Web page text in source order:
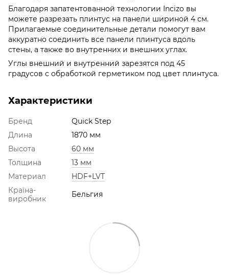
Благодаря запатентованной технологии Incizo вы
можете разрезать плинтус на панели шириной 4 см.
Прилагаемые соединительные детали помогут вам
аккуратно соединить все панели плинтуса вдоль
стены, а также во внутренних и внешних углах.
Углы внешний и внутренний зарезятся под 45
градусов с обработкой герметиком под цвет плинтуса.
Характеристики
Бренд
Quick Step
Длина
1870 мм
Высота
60 мм
Толщина
13 мм
Материал
HDF+LVT
Країна-
виробник
Бельгия